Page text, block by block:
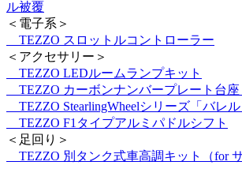
ル被覆
＜電子系＞
TEZZO スロットルコントローラー
＜アクセサリー＞
TEZZO LEDルームランプキット
TEZZO カーボンナンバープレート台座
TEZZO StearlingWheelシリーズ「バレル
TEZZO F1タイプアルミパドルシフト
＜足回り＞
TEZZO 別タンク式車高調キット（for サ